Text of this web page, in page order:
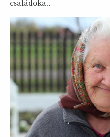
családokat.